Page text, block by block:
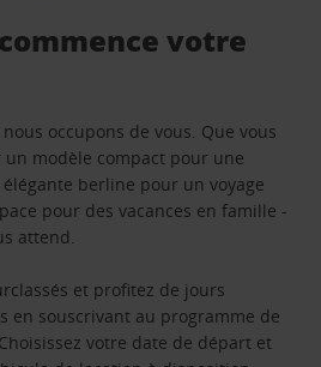
votre
occupons de vous. Que vous
modèle compact pour une
berline pour un voyage
pour des vacances en famille -
attend.
et profitez de jours
en souscrivant au programme de
votre date de départ et